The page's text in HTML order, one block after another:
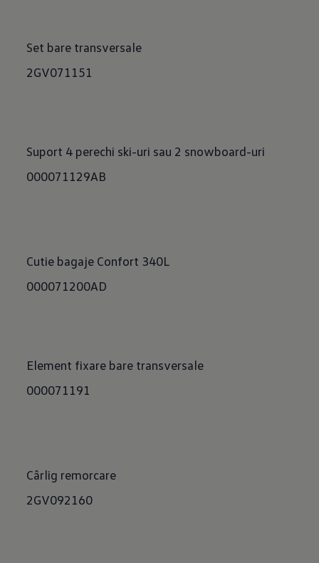
Set bare transversale
2GV071151
Suport 4 perechi ski-uri sau 2 snowboard-uri
000071129AB
Cutie bagaje Confort 340L
000071200AD
Element fixare bare transversale
000071191
Cârlig remorcare
2GV092160